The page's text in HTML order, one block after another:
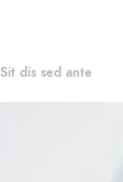
Sit dis sed ante